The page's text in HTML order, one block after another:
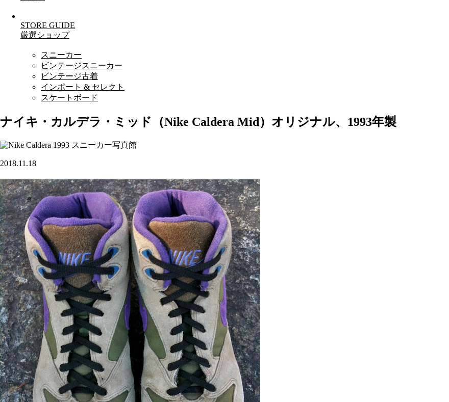
STORE GUIDE
厳選ショップ
スニーカー
ビンテージスニーカー
ビンテージ古着
インポート & セレクト
スケートボード
ナイキ・カルデラ・ミッド（Nike Caldera Mid）オリジナル、1993年製
スニーカー写真館
2018.11.18